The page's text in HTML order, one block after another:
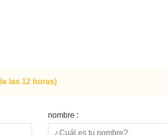
las 12 horas)
nombre :